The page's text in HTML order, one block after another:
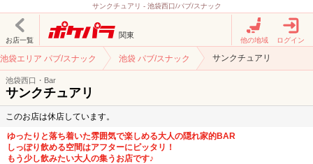
サンクチュアリ - 池袋西口/パブ/スナック
お店一覧
関東
他の地域 ログイン
池袋エリア パブ/スナック 池袋 パブ/スナック サンクチュアリ
池袋西口・Bar
サンクチュアリ
このお店は休店しています。
ゆったりと落ち着いた雰囲気で楽しめる大人の隠れ家的BAR
しっぽり飲める空間はアフターにピッタリ！
もう少し飲みたい大人の集うお店です♪